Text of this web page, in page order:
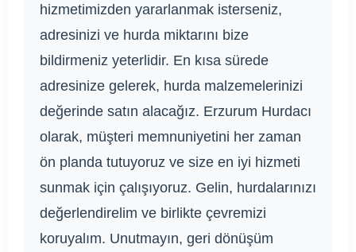
hizmetimizden yararlanmak isterseniz,
adresinizi ve hurda miktarını bize
bildirmeniz yeterlidir. En kısa sürede
adresinize gelerek, hurda malzemelerinizi
değerinde satın alacağız. Erzurum Hurdacı
olarak, müşteri memnuniyetini her zaman
ön planda tutuyoruz ve size en iyi hizmeti
sunmak için çalışıyoruz. Gelin, hurdalarınızı
değerlendirelim ve birlikte çevremizi
koruyalım. Unutmayın, geri dönüşüm